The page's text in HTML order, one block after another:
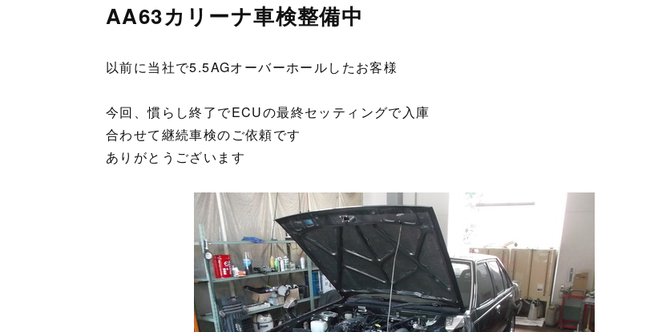
AA63カリーナ車検整備中
以前に当社で5.5AGオーバーホールしたお客様
今回、慣らし終了でECUの最終セッティングで入庫
合わせて継続車検のご依頼です
ありがとうございます